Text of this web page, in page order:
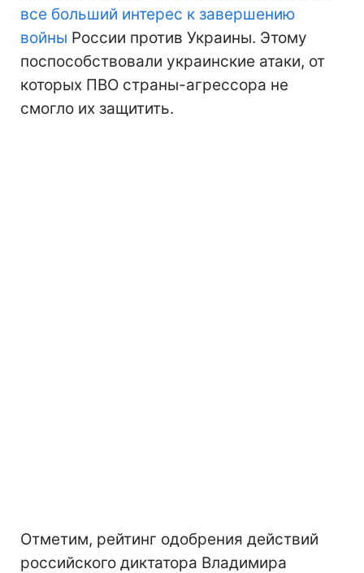
все больший интерес к завершению
войны России против Украины. Этому
поспособствовали украинские атаки, от
которых ПВО страны-агрессора не
смогло их защитить.
Отметим, рейтинг одобрения действий
российского диктатора Владимира